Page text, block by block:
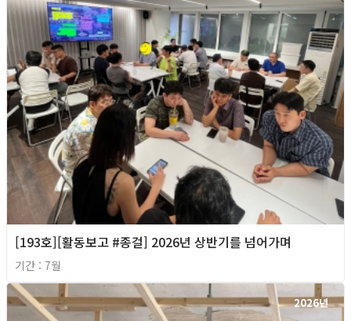
[193호][활동보고 #종걸] 2026년 상반기를 넘어가며
기간 : 7월
2026년